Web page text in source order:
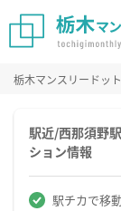
栃木マンスリードッ
駅近/西那須野
ション情報
駅チカで移